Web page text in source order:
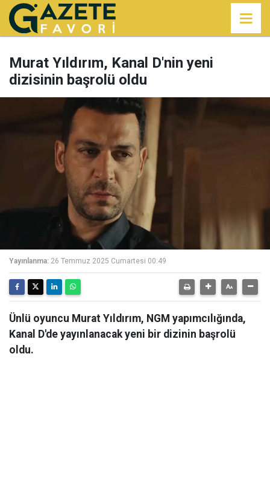
Murat Yıldırım, Kanal D'nin yeni
dizisinin başrolü oldu
Yayınlanma: 26 Temmuz 2025 Cumartesi 00:49
Ünlü oyuncu Murat Yıldırım, NGM yapımcılığında,
Kanal D'de yayınlanacak yeni bir dizinin başrolü
oldu.